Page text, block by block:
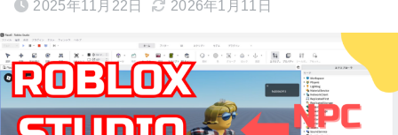
2025年11月22日 2026年1月11日